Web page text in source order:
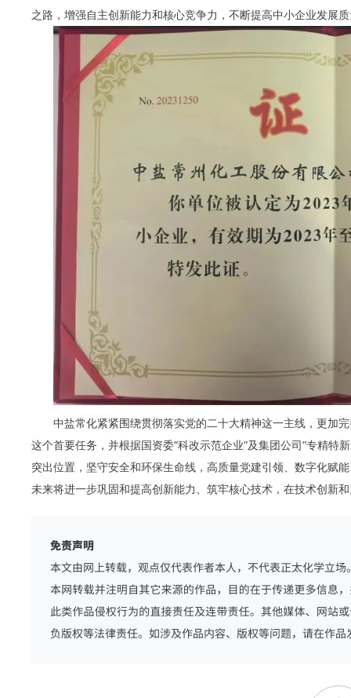
之路，增强自主创新能力和核心竞争力，不断提高中小企业发展
中盐常化紧紧围绕贯彻落实党的二十大精神这一主线，更加
这个首要任务，并根据国资委“科改示范企业”及集团公司“专精特
突出位置，坚守安全和环保生命线，高质量党建引领、数字化赋
未来将进一步巩固和提高创新能力、筑牢核心技术，在技术创新